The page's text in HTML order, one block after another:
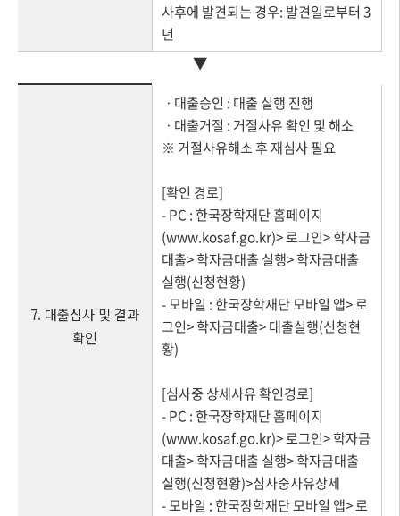
사후에 발견되는 경우: 발견일로부터 3
년
▼
7. 대출심사 및 결과
확인
ㆍ대출승인 : 대출 실행 진행
ㆍ대출거절 : 거절사유 확인 및 해소
※ 거절사유해소 후 재심사 필요
[확인 경로]
- PC : 한국장학재단 홈페이지
(www.kosaf.go.kr)> 로그인> 학자금
대출> 학자금대출 실행> 학자금대출
실행(신청현황)
- 모바일 : 한국장학재단 모바일 앱> 로
그인> 학자금대출> 대출실행(신청현
황)
[심사중 상세사유 확인경로]
- PC : 한국장학재단 홈페이지
(www.kosaf.go.kr)> 로그인> 학자금
대출> 학자금대출 실행> 학자금대출
실행(신청현황)>심사중사유상세
- 모바일 : 한국장학재단 모바일 앱> 로